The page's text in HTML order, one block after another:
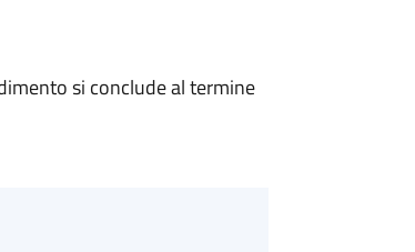
si conclude al termine